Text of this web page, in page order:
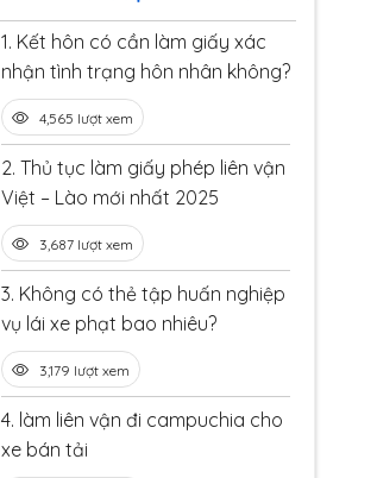
1. Kết hôn có cần làm giấy xác
nhận tình trạng hôn nhân không?
4,565 lượt xem
2. Thủ tục làm giấy phép liên vận
Việt – Lào mới nhất 2025
3,687 lượt xem
3. Không có thẻ tập huấn nghiệp
vụ lái xe phạt bao nhiêu?
3,179 lượt xem
4. làm liên vận đi campuchia cho
xe bán tải